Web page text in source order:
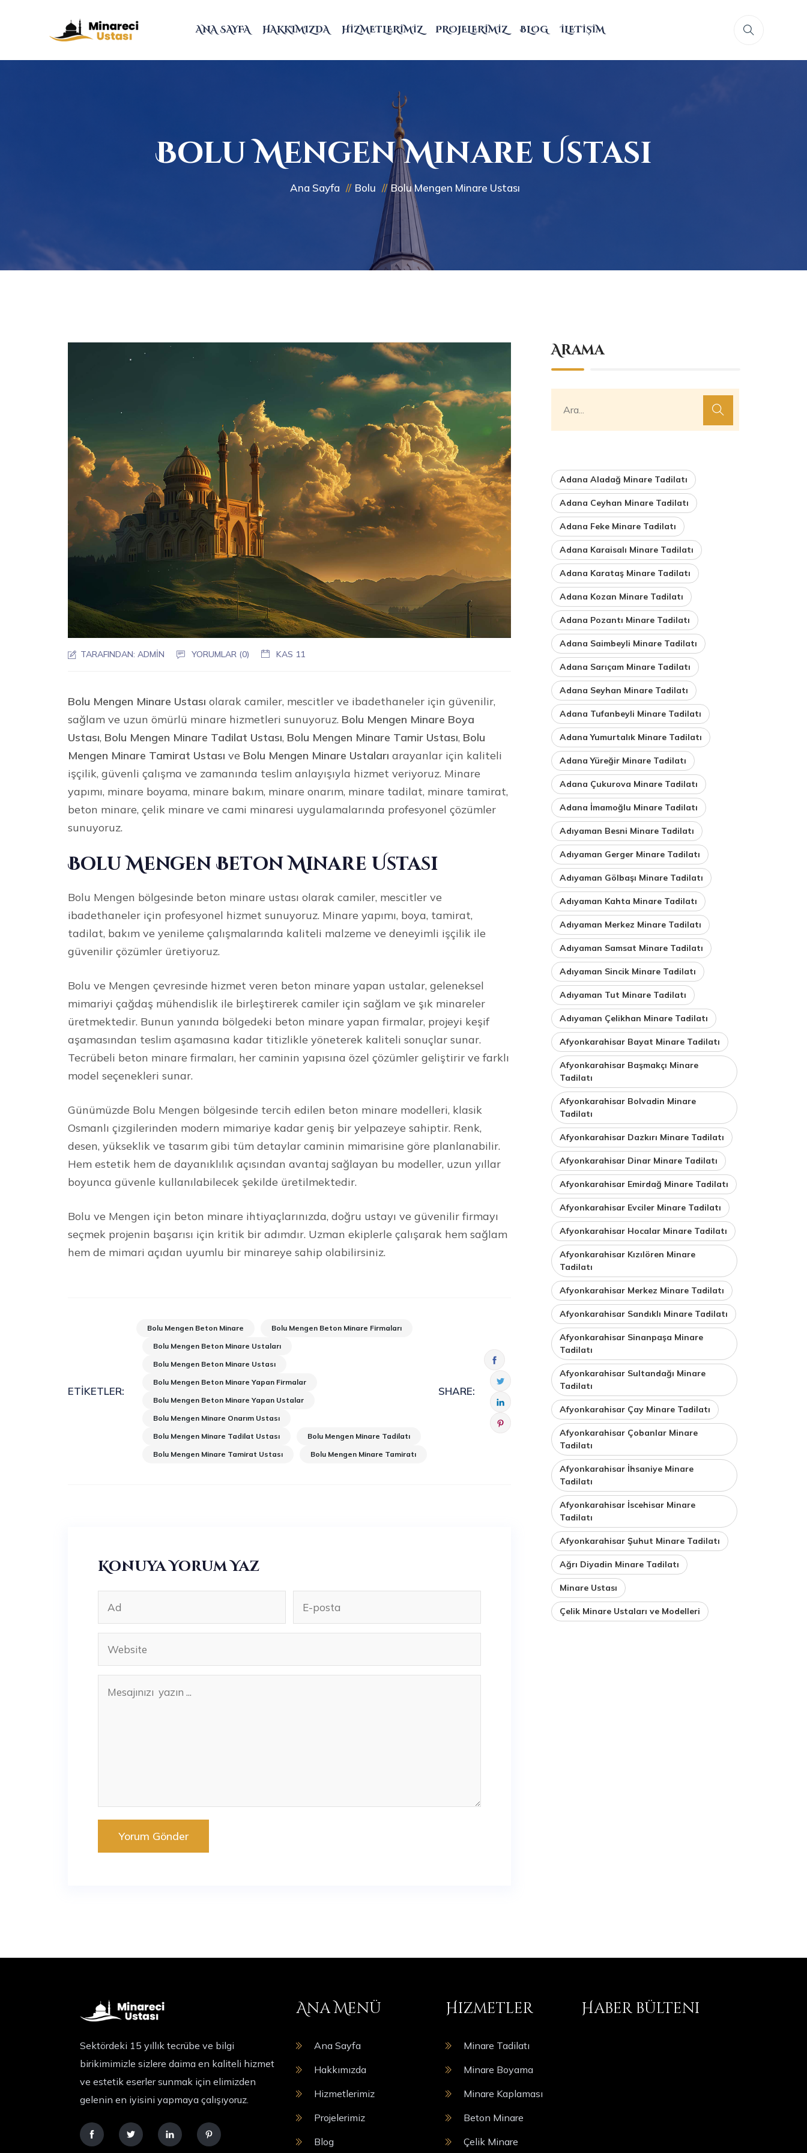
ANA SAYFA HAKKIMIZDA HIZMETLERIMIZ PROJELERIMIZ BLOG İLETIŞIM
Bolu Mengen Minare Ustası
Ana Sayfa Bolu Bolu Mengen Minare Ustası
TARAFINDAN:ADMIN YORUMLAR (0) KAS 11
Bolu Mengen Minare Ustası olarak camiler, mescitler ve ibadethaneler için güvenilir,
sağlam ve uzun ömürlü minare hizmetleri sunuyoruz. Bolu Mengen Minare Boya
Ustası, Bolu Mengen Minare Tadilat Ustası, Bolu Mengen Minare Tamir Ustası, Bolu
Mengen Minare Tamirat Ustası ve Bolu Mengen Minare Ustaları arayanlar için kaliteli
işçilik, güvenli çalışma ve zamanında teslim anlayışıyla hizmet veriyoruz. Minare
yapımı, minare boyama, minare bakım, minare onarım, minare tadilat, minare tamirat,
beton minare, çelik minare ve cami minaresi uygulamalarında profesyonel çözümler
sunuyoruz.
Bolu Mengen Beton Minare Ustası
Bolu Mengen bölgesinde beton minare ustası olarak camiler, mescitler ve
ibadethaneler için profesyonel hizmet sunuyoruz. Minare yapımı, boya, tamirat,
tadilat, bakım ve yenileme çalışmalarında kaliteli malzeme ve deneyimli işçilik ile
güvenilir çözümler üretiyoruz.
Bolu ve Mengen çevresinde hizmet veren beton minare yapan ustalar, geleneksel
mimariyi çağdaş mühendislik ile birleştirerek camiler için sağlam ve şık minareler
üretmektedir. Bunun yanında bölgedeki beton minare yapan firmalar, projeyi keşif
aşamasından teslim aşamasına kadar titizlikle yöneterek kaliteli sonuçlar sunar.
Tecrübeli beton minare firmaları, her caminin yapısına özel çözümler geliştirir ve farklı
model seçenekleri sunar.
Günümüzde Bolu Mengen bölgesinde tercih edilen beton minare modelleri, klasik
Osmanlı çizgilerinden modern mimariye kadar geniş bir yelpazeye sahiptir. Renk,
desen, yükseklik ve tasarım gibi tüm detaylar caminin mimarisine göre planlanabilir.
Hem estetik hem de dayanıklılık açısından avantaj sağlayan bu modeller, uzun yıllar
boyunca güvenle kullanılabilecek şekilde üretilmektedir.
Bolu ve Mengen için beton minare ihtiyaçlarınızda, doğru ustayı ve güvenilir firmayı
seçmek projenin başarısı için kritik bir adımdır. Uzman ekiplerle çalışarak hem sağlam
hem de mimari açıdan uyumlu bir minareye sahip olabilirsiniz.
ETIKETLER:
Bolu Mengen Beton Minare
Bolu Mengen Beton Minare Firmaları
Bolu Mengen Beton Minare Ustaları
Bolu Mengen Beton Minare Ustası
Bolu Mengen Beton Minare Yapan Firmalar
Bolu Mengen Beton Minare Yapan Ustalar
Bolu Mengen Minare Onarım Ustası
Bolu Mengen Minare Tadilat Ustası
Bolu Mengen Minare Tadilatı
Bolu Mengen Minare Tamirat Ustası
Bolu Mengen Minare Tamiratı
SHARE:
Konuya Yorum Yaz
Arama
Adana Aladağ Minare Tadilatı
Adana Ceyhan Minare Tadilatı
Adana Feke Minare Tadilatı
Adana Karaisalı Minare Tadilatı
Adana Karataş Minare Tadilatı
Adana Kozan Minare Tadilatı
Adana Pozantı Minare Tadilatı
Adana Saimbeyli Minare Tadilatı
Adana Sarıçam Minare Tadilatı
Adana Seyhan Minare Tadilatı
Adana Tufanbeyli Minare Tadilatı
Adana Yumurtalık Minare Tadilatı
Adana Yüreğir Minare Tadilatı
Adana Çukurova Minare Tadilatı
Adana İmamoğlu Minare Tadilatı
Adıyaman Besni Minare Tadilatı
Adıyaman Gerger Minare Tadilatı
Adıyaman Gölbaşı Minare Tadilatı
Adıyaman Kahta Minare Tadilatı
Adıyaman Merkez Minare Tadilatı
Adıyaman Samsat Minare Tadilatı
Adıyaman Sincik Minare Tadilatı
Adıyaman Tut Minare Tadilatı
Adıyaman Çelikhan Minare Tadilatı
Afyonkarahisar Bayat Minare Tadilatı
Afyonkarahisar Başmakçı Minare
Tadilatı
Afyonkarahisar Bolvadin Minare
Tadilatı
Afyonkarahisar Dazkırı Minare Tadilatı
Afyonkarahisar Dinar Minare Tadilatı
Afyonkarahisar Emirdağ Minare Tadilatı
Afyonkarahisar Evciler Minare Tadilatı
Afyonkarahisar Hocalar Minare Tadilatı
Afyonkarahisar Kızılören Minare
Tadilatı
Afyonkarahisar Merkez Minare Tadilatı
Afyonkarahisar Sandıklı Minare Tadilatı
Afyonkarahisar Sinanpaşa Minare
Tadilatı
Afyonkarahisar Sultandağı Minare
Tadilatı
Afyonkarahisar Çay Minare Tadilatı
Afyonkarahisar Çobanlar Minare
Tadilatı
Afyonkarahisar İhsaniye Minare
Tadilatı
Afyonkarahisar İscehisar Minare
Tadilatı
Afyonkarahisar Şuhut Minare Tadilatı
Ağrı Diyadin Minare Tadilatı
Minare Ustası
Çelik Minare Ustaları ve Modelleri
Sektördeki 15 yıllık tecrübe ve bilgi
birikimimizle sizlere daima en kaliteli hizmet
ve estetik eserler sunmak için elimizden
gelenin en iyisini yapmaya çalışıyoruz.
Ana Menü
Ana Sayfa
Hakkımızda
Hizmetlerimiz
Projelerimiz
Blog
Hizmetler
Minare Tadilatı
Minare Boyama
Minare Kaplaması
Beton Minare
Çelik Minare
Haber bülteni